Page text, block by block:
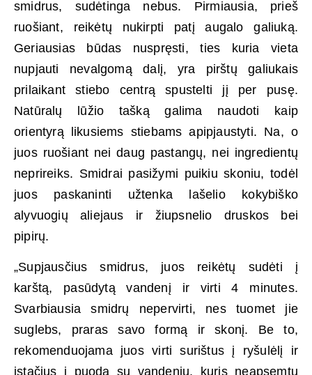
smidrus, sudėtinga nebus. Pirmiausia, prieš
ruošiant, reikėtų nukirpti patį augalo galiuką.
Geriausias būdas nuspręsti, ties kuria vieta
nupjauti nevalgomą dalį, yra pirštų galiukais
prilaikant stiebo centrą spustelti jį per pusę.
Natūralų lūžio tašką galima naudoti kaip
orientyrą likusiems stiebams apipjaustyti. Na, o
juos ruošiant nei daug pastangų, nei ingredientų
neprireiks. Smidrai pasižymi puikiu skoniu, todėl
juos paskaninti užtenka lašelio kokybiško
alyvuogių aliejaus ir žiupsnelio druskos bei
pipirų.
„Supjausčius smidrus, juos reikėtų sudėti į
karštą, pasūdytą vandenį ir virti 4 minutes.
Svarbiausia smidrų nepervirti, nes tuomet jie
suglebs, praras savo formą ir skonį. Be to,
rekomenduojama juos virti surištus į ryšulėlį ir
įstačius į puodą su vandeniu, kuris neapsemtų